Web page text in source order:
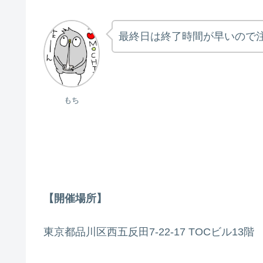
もち
最終日は終了時間が早いので
【開催場所】
東京都品川区西五反田7-22-17 TOCビル13階